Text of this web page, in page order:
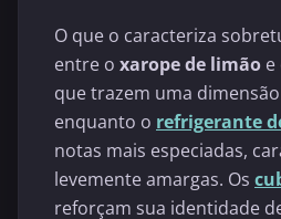
O que o caracteriza
entre o xarope de limão e
que trazem uma
enquanto o refrigerante
notas mais especiadas,
levemente amargas. Os
reforçam sua identidade